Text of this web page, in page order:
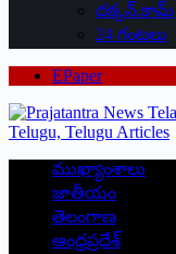
దక్కన్.కామ్
24 గంటలు
EPaper
ముఖ్యాంశాలు
జాతీయం
తెలంగాణ
ఆంధ్రప్రదేశ్